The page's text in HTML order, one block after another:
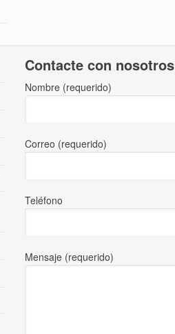
Contacte con nosotros
Nombre (requerido)
Correo (requerido)
Teléfono
Mensaje (requerido)